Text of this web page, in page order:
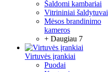
Šaldomi kambariai
Vitrininiai šaldytuvai
Mėsos brandinimo
kameros
+ Daugiau 7
Virtuvės įrankiai
Puodai